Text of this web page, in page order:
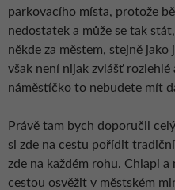
parkovacího místa, protože
nedostatek a může se tak
někde za městem, stejně
však není nijak zvlášť rozlehlé
náměstíčko to nebudete mít
Právě tam bych doporučil
si zde na cestu pořídit tradiční
zde na každém rohu. Chlapi
cestou osvěžit v městském